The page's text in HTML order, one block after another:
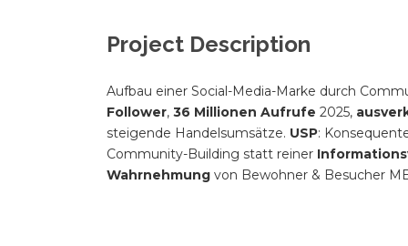
Project Description
Aufbau einer Social-Media-Marke durch
Follower, 36 Millionen Aufrufe 2025,
steigende Handelsumsätze. USP:
Community-Building statt reiner
Wahrnehmung von Bewohner & Besucher